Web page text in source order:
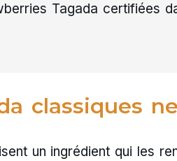
Tagada certifiées
classiques
un ingrédient qui les